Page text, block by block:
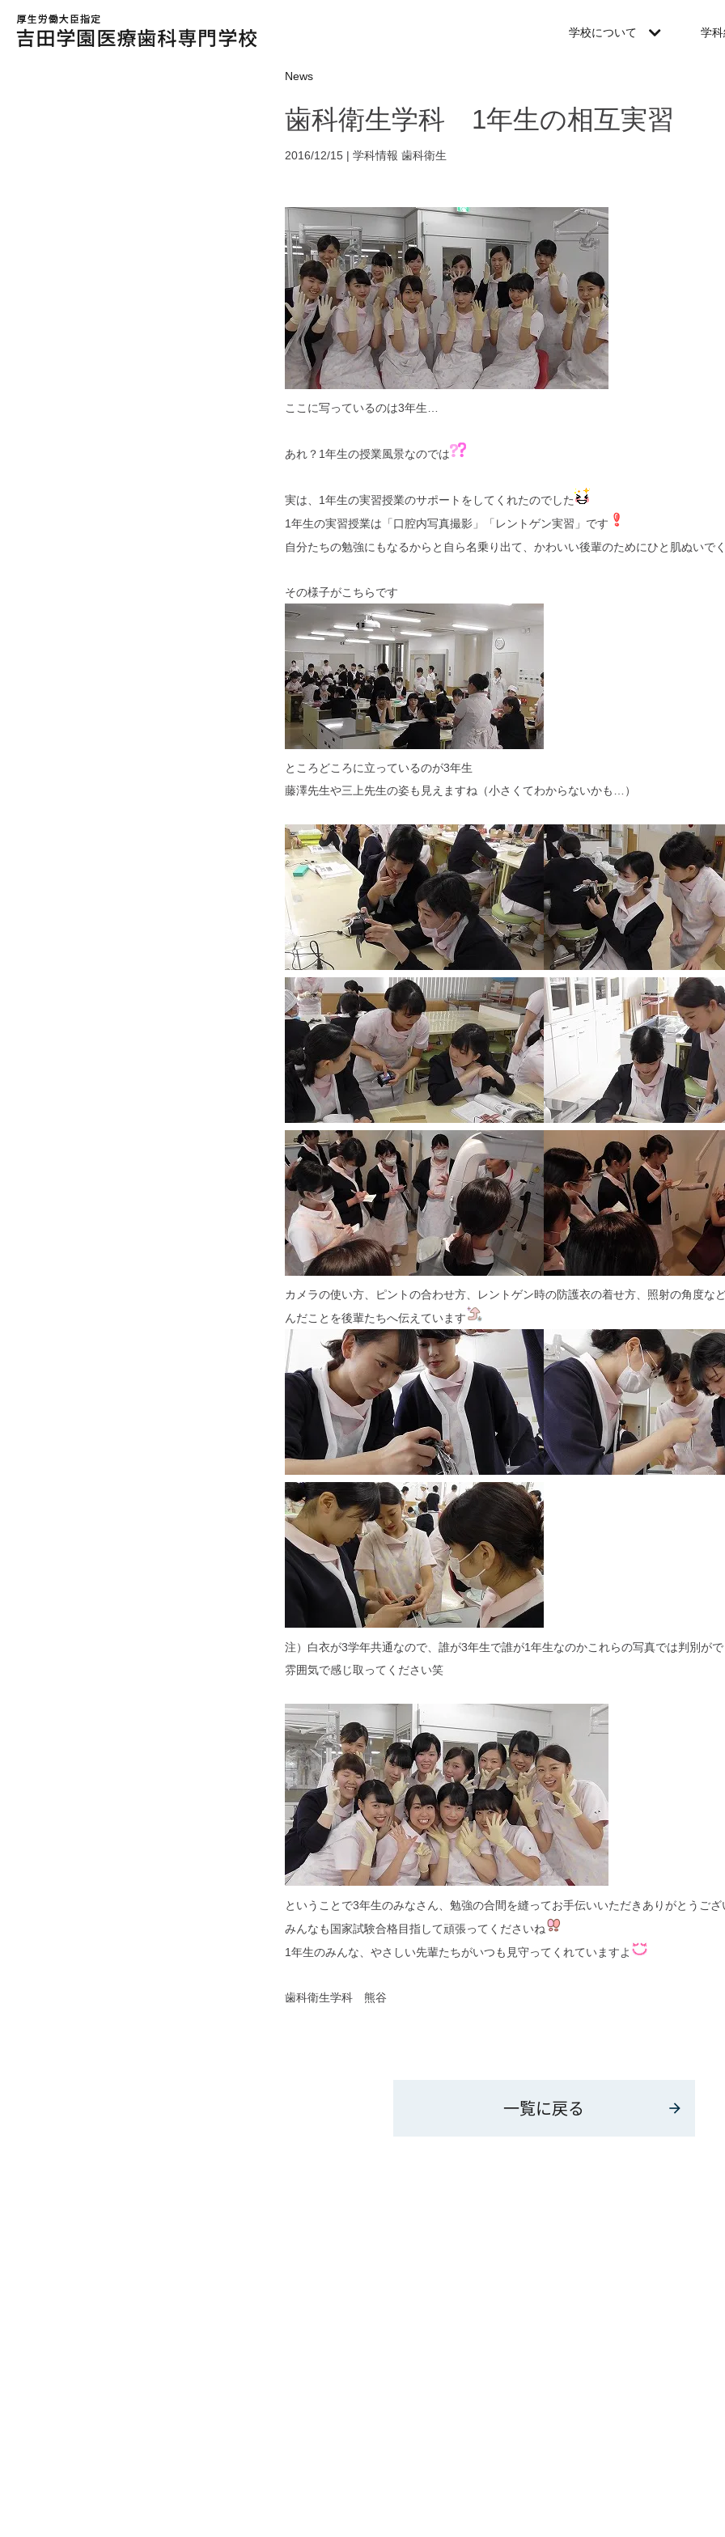
学校について 学
News
歯科衛生学科 1年生の相互実習
2016/12/15 | 学科情報 歯科衛生
ここに写っているのは3年生…
あれ？1年生の授業風景なのでは
実は、1年生の実習授業のサポートをしてくれたのでした
1年生の実習授業は「口腔内写真撮影」「レントゲン実習」です
自分たちの勉強にもなるからと自ら名乗り出て、かわいい後輩のためにひと肌ぬいで
その様子がこちらです
ところどころに立っているのが3年生
藤澤先生や三上先生の姿も見えますね（小さくてわからないかも…）
カメラの使い方、ピントの合わせ方、レントゲン時の防護衣の着せ方、照射の角度な
んだことを後輩たちへ伝えています
注）白衣が3学年共通なので、誰が3年生で誰が1年生なのかこれらの写真では判別が
雰囲気で感じ取ってください笑
ということで3年生のみなさん、勉強の合間を縫ってお手伝いいただきありがとうござ
みんなも国家試験合格目指して頑張ってくださいね
1年生のみんな、やさしい先輩たちがいつも見守ってくれていますよ
歯科衛生学科 熊谷
一覧に戻る